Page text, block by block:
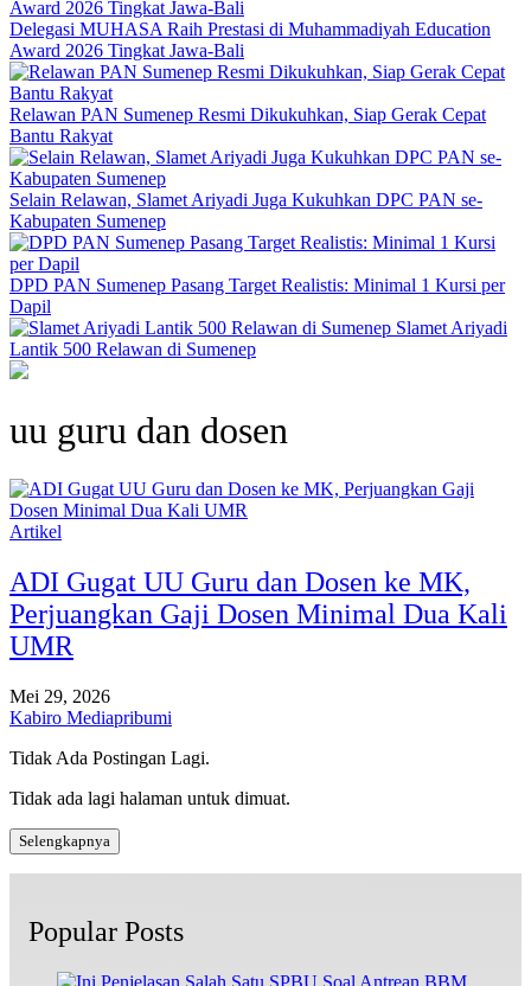
Delegasi MUHASA Raih Prestasi di Muhammadiyah Education
Award 2026 Tingkat Jawa-Bali
Relawan PAN Sumenep Resmi Dikukuhkan, Siap Gerak Cepat
Bantu Rakyat
Selain Relawan, Slamet Ariyadi Juga Kukuhkan DPC PAN se-
Kabupaten Sumenep
DPD PAN Sumenep Pasang Target Realistis: Minimal 1 Kursi per
Dapil
Slamet Ariyadi
Lantik 500 Relawan di Sumenep
uu guru dan dosen
Artikel
ADI Gugat UU Guru dan Dosen ke MK,
Perjuangkan Gaji Dosen Minimal Dua Kali
UMR
Mei 29, 2026
Kabiro Mediapribumi
Tidak Ada Postingan Lagi.
Tidak ada lagi halaman untuk dimuat.
Selengkapnya
Popular Posts